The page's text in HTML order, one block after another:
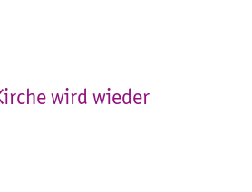
wird wieder